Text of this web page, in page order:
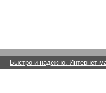
Быстро и надежно. Интернет